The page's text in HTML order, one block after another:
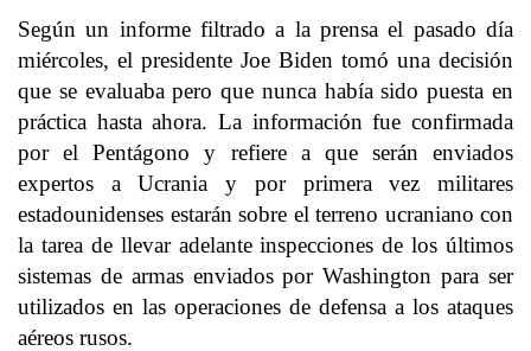
Según un informe filtrado a la prensa el pasado día
miércoles, el presidente Joe Biden tomó una decisión
que se evaluaba pero que nunca había sido puesta en
práctica hasta ahora. La información fue confirmada
por el Pentágono y refiere a que serán enviados
expertos a Ucrania y por primera vez militares
estadounidenses estarán sobre el terreno ucraniano con
la tarea de llevar adelante inspecciones de los últimos
sistemas de armas enviados por Washington para ser
utilizados en las operaciones de defensa a los ataques
aéreos rusos.